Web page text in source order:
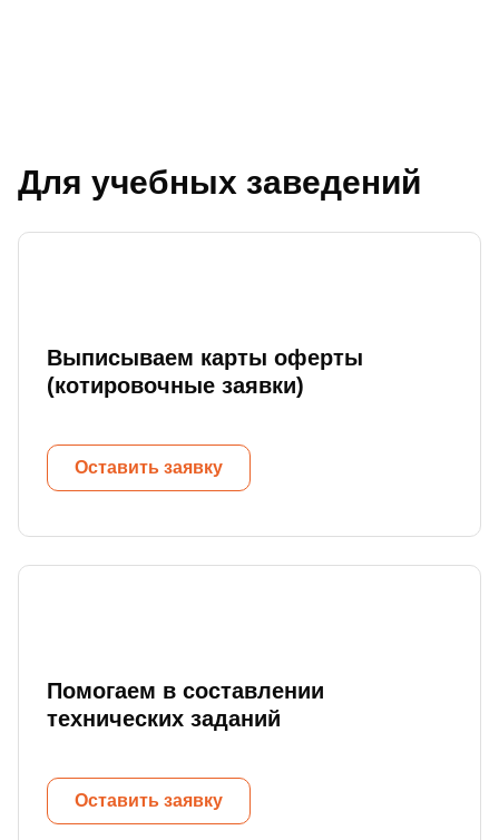
Для учебных заведений
Выписываем карты оферты
(котировочные заявки)
Оставить заявку
Помогаем в составлении
технических заданий
Оставить заявку